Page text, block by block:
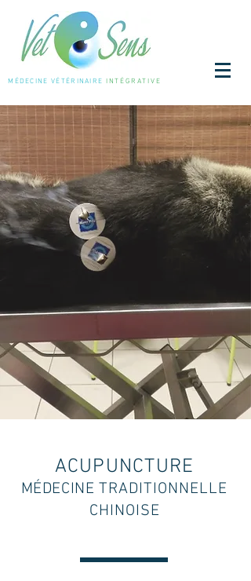
MÉDECINE VÉTÉRINAIRE INTÉGRATIVE
ACUPUNCTURE
MÉDECINE TRADITIONNELLE
CHINOISE